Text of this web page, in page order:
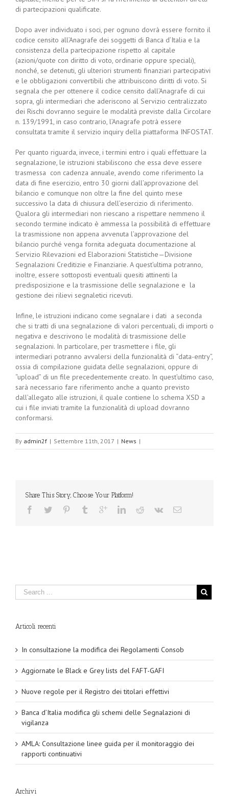
di partecipazioni qualificate.
Dopo aver individuato i soci, per ognuno dovrà essere fornito il
codice censito all’Anagrafe dei soggetti di Banca d’Italia e la
consistenza della partecipazione rispetto al capitale
(azioni/quote con diritto di voto, ordinarie oppure speciali),
nonché, se detenuti, gli ulteriori strumenti finanziari partecipativi
e le obbligazioni convertibili che attribuiscono diritti di voto. Si
segnala che per ottenere il codice censito dall’Anagrafe di cui
sopra, gli intermediari che aderiscono al Servizio centralizzato
dei Rischi dovranno seguire le modalità previste dalla Circolare
n. 139/1991, in caso contrario, l’Anagrafe potrà essere
consultata tramite il servizio inquiry della piattaforma INFOSTAT.
Per quanto riguarda, invece, i termini entro i quali effettuare la
segnalazione, le istruzioni stabiliscono che essa deve essere
trasmessa con cadenza annuale, avendo come riferimento la
data di fine esercizio, entro 30 giorni dall’approvazione del
bilancio e comunque non oltre la fine del quinto mese
successivo la data di chiusura dell’esercizio di riferimento.
Qualora gli intermediari non riescano a rispettare nemmeno il
secondo termine indicato è ammessa la possibilità di effettuare
la trasmissione non appena avvenuta l’approvazione del
bilancio purché venga fornita adeguata documentazione al
Servizio Rilevazioni ed Elaborazioni Statistiche—Divisione
Segnalazioni Creditizie e Finanziarie. A quest’ultima potranno,
inoltre, essere sottoposti eventuali quesiti attinenti la
predisposizione e la trasmissione delle segnalazione e la
gestione dei rilievi segnaletici ricevuti.
Infine, le istruzioni indicano come segnalare i dati a seconda
che si tratti di una segnalazione di valori percentuali, di importi o
negativa e descrivono le modalità di trasmissione delle
segnalazioni. In particolare, per trasmettere i file, gli
intermediari potranno avvalersi della funzionalità di “data-entry”,
ossia di compilazione guidata delle segnalazioni, oppure di
“upload” di un file precedentemente creato. In quest’ultimo caso,
sarà necessario fare riferimento anche a quanto previsto
dall’allegato alle istruzioni, il quale contiene lo schema XSD a
cui i file inviati tramite la funzionalità di upload dovranno
conformarsi.
By admin2f | Settembre 11th, 2017 | News |
Share This Story, Choose Your Platform!
Articoli recenti
In consultazione la modifica dei Regolamenti Consob
Aggiornate le Black e Grey lists del FAFT-GAFI
Nuove regole per il Registro dei titolari effettivi
Banca d’Italia modifica gli schemi delle Segnalazioni di
vigilanza
AMLA: Consultazione linee guida per il monitoraggio dei
rapporti continuativi
Archivi